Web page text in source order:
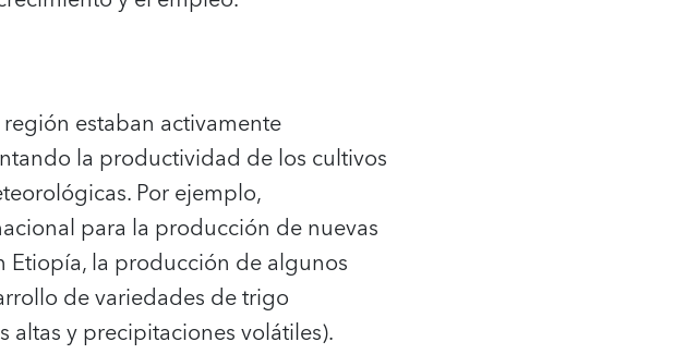
estaban activamente
la productividad de los cultivos
Por ejemplo,
para la producción de nuevas
Etiopía, la producción de algunos
de variedades de trigo
altas y precipitaciones volátiles).